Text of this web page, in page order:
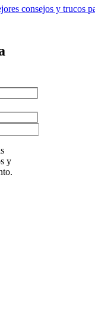
consejos y trucos
y